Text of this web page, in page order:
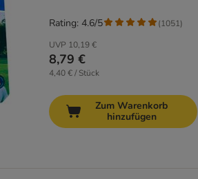
UVP 10,19 €
8,79 €
4,40 € / Stück
Rating: 4.6/5 (1051)
Zum Warenkorb
hinzufügen